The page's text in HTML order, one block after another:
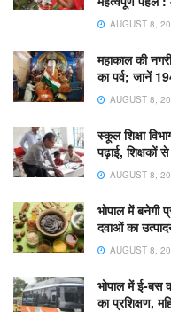
AUGUST 8,
महाकाल की
का पर्व; जानें
AUGUST 8,
स्कूल शिक्षा
पढ़ाई, शिक्षकों
AUGUST 8,
भोपाल में बनेगी
दवाओं का
AUGUST 8,
भोपाल में ई-बस
का प्रशिक्षण,